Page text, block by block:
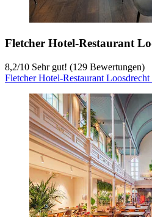
Fletcher Hotel-Restaurant
8,2/10 Sehr gut! (129 Bewertungen)
Fletcher Hotel-Restaurant